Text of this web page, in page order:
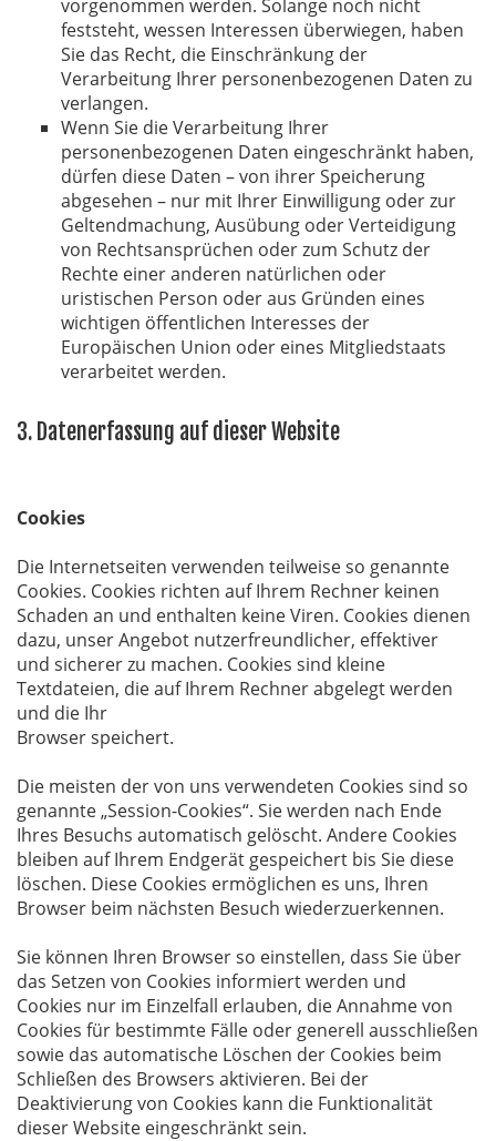
vorgenommen werden. Solange noch nicht
feststeht, wessen Interessen überwiegen, haben
Sie das Recht, die Einschränkung der
Verarbeitung Ihrer personenbezogenen Daten zu
verlangen.
Wenn Sie die Verarbeitung Ihrer
personenbezogenen Daten eingeschränkt haben,
dürfen diese Daten – von ihrer Speicherung
abgesehen – nur mit Ihrer Einwilligung oder zur
Geltendmachung, Ausübung oder Verteidigung
von Rechtsansprüchen oder zum Schutz der
Rechte einer anderen natürlichen oder
uristischen Person oder aus Gründen eines
wichtigen öffentlichen Interesses der
Europäischen Union oder eines Mitgliedstaats
verarbeitet werden.
3. Datenerfassung auf dieser Website
Cookies
Die Internetseiten verwenden teilweise so genannte
Cookies. Cookies richten auf Ihrem Rechner keinen
Schaden an und enthalten keine Viren. Cookies dienen
dazu, unser Angebot nutzerfreundlicher, effektiver
und sicherer zu machen. Cookies sind kleine
Textdateien, die auf Ihrem Rechner abgelegt werden
und die Ihr
Browser speichert.
Die meisten der von uns verwendeten Cookies sind so
genannte „Session-Cookies“. Sie werden nach Ende
Ihres Besuchs automatisch gelöscht. Andere Cookies
bleiben auf Ihrem Endgerät gespeichert bis Sie diese
löschen. Diese Cookies ermöglichen es uns, Ihren
Browser beim nächsten Besuch wiederzuerkennen.
Sie können Ihren Browser so einstellen, dass Sie über
das Setzen von Cookies informiert werden und
Cookies nur im Einzelfall erlauben, die Annahme von
Cookies für bestimmte Fälle oder generell ausschließen
sowie das automatische Löschen der Cookies beim
Schließen des Browsers aktivieren. Bei der
Deaktivierung von Cookies kann die Funktionalität
dieser Website eingeschränkt sein.